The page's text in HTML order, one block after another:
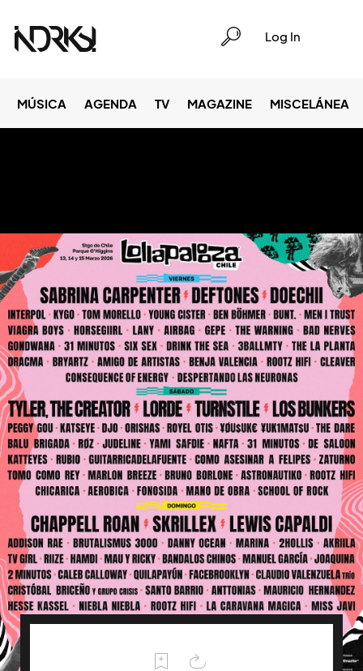
Log In
MÚSICA AGENDA TV MAGAZINE MISCELÁNEA